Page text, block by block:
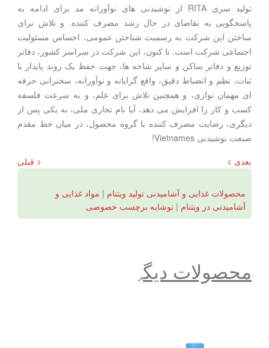
تولید سری RITA از نوشیدنی های نوآورانه مد برای ادامه به
پاسخگویی به تقاضای در حال رشد مصرف کننده. و تلاش برای
ساختن این شرکت به رسمیت شناختن عمومی، احساس مسئولیت
اجتماعی شرکت است. تا کنون، این شرکت در سراسر کشور، دفاتر
توزیع و دفاتر ساکن و سایر شاخه ها، جهت حفظ یک روند پایدار با
ثبات، نظم و انضباط دقیق، واقع گرایانه و نوآورانه، سخنرانی حرفه
ای مهمان نوازی، و همچنین تلاش برای علم، و به سرعت فلسفه
کسب و کار را افزایش می دهد، آیا نام تجاری ملی، به یکی پس از
دیگری، رضایت مصرف کننده با گروه محصول، در میان خط مقدم
صنعت نوشیدنی Vietnames!
< قبلی
بعدی >
محصولات غذایی و آشامیدنی تولید ویتنام | مواد غذایی و
آشامیدنی در ویتنام | نوشابه برچسب خصوصی
محصولات دیگر